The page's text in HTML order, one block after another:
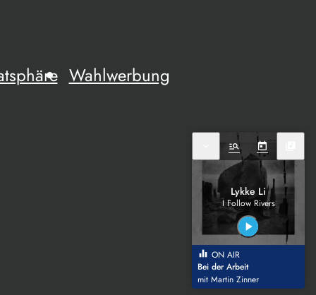
Wahlwerbung
manage_search today
Lykke Li
I Follow Rivers
play_arrow
equalizer ON AIR
Bei der Arbeit
mit Martin Zinner